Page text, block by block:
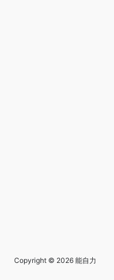
Copyright © 2026 能自力